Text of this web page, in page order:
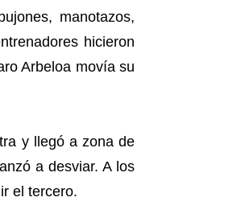
manotazos,
hicieron
Arbeloa movía su
y llegó a zona de
a desviar. A los
el tercero.